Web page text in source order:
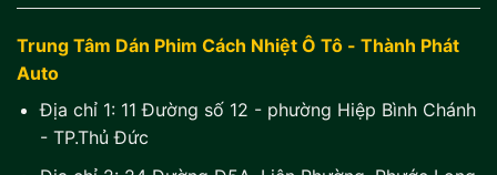
Trung Tâm Dán Phim Cách Nhiệt Ô Tô - Thành Phát
Auto
Địa chỉ 1: 11 Đường số 12 - phường Hiệp Bình Chánh
- TP.Thủ Đức